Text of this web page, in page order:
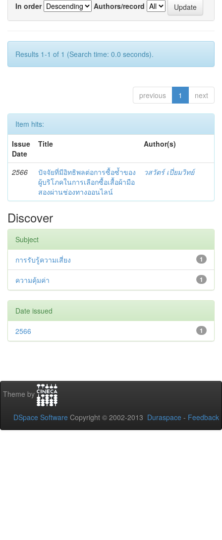
In order
Authors/record
Results 1-1 of 1 (Search time: 0.0 seconds).
previous 1 next
Item hits:
Issue
Date
Title Author(s)
2566
ปัจจัยที่มีอิทธิพลต่อการซื้อซ้ำของ
ผู้บริโภคในการเลือกซื้อเสื้อผ้ามือ
สองผ่านช่องทางออนไลน์
วสวัตร์ เปี่ยมวิทย์
Discover
Subject
1
การรับรู้ความเสี่ยง
1
ความคุ้มค่า
Date issued
1
2566
Theme by
DSpace Software Copyright © 2002-2013 Duraspace - Feedback